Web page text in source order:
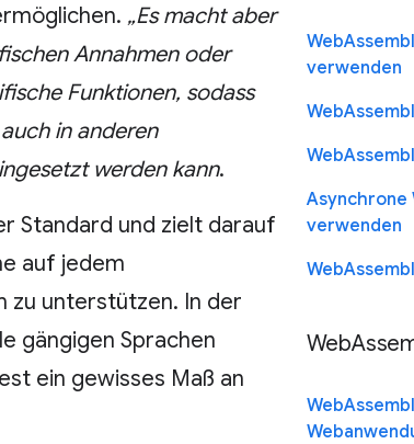
„Es macht aber
Annahmen oder
Funktionen, sodass
in anderen
werden kann.
Standard und zielt darauf
auf jedem
zu unterstützen. In der
gängigen Sprachen
ein gewisses Maß an
verwenden
Asynchrone
verwenden